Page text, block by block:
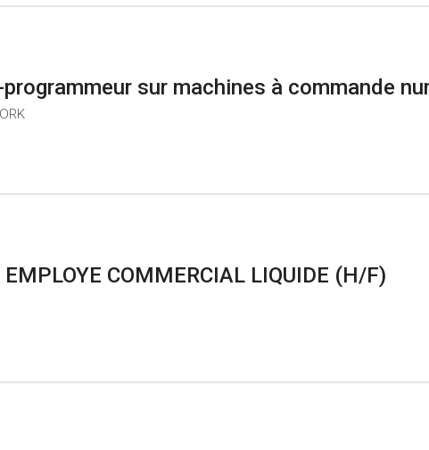
sur machines à commande
COMMERCIAL LIQUIDE (H/F)